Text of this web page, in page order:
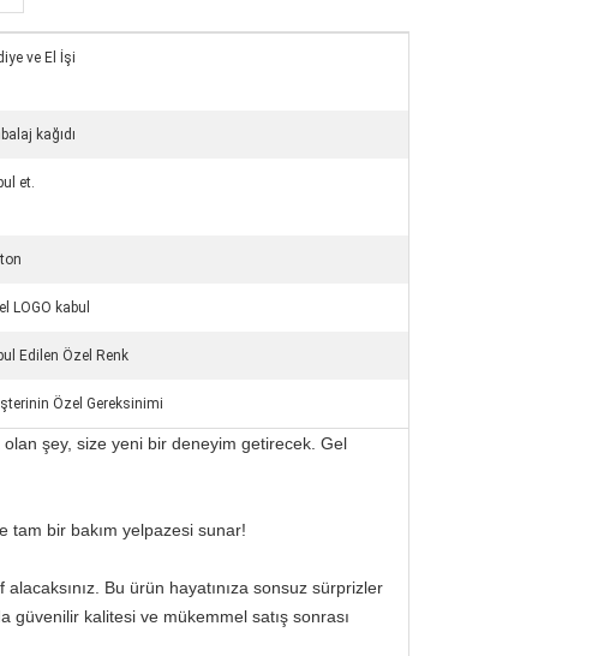
ve El İşi
kağıdı
et.
LOGO kabul
Edilen Özel Renk
Özel Gereksinimi
olan şey, size yeni bir deneyim getirecek. Gel
tam bir bakım yelpazesi sunar!
Bu ürün hayatınıza sonsuz sürprizler
güvenilir kalitesi ve mükemmel satış sonrası